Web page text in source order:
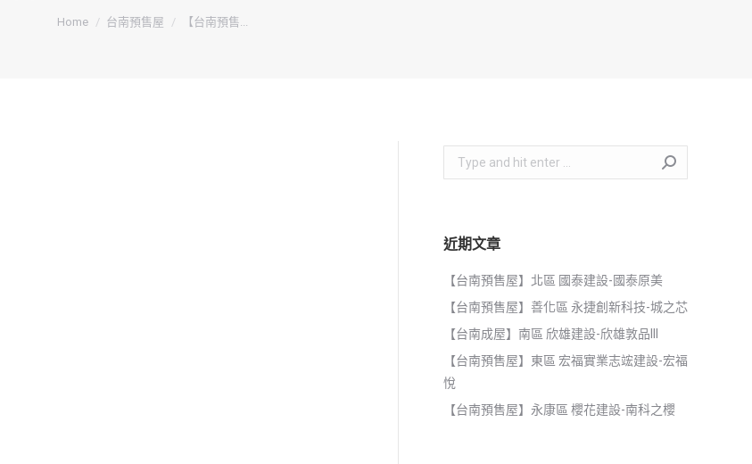
You are here:
Home 台南預售屋 【台南預售...
Search:
近期文章
【台南預售屋】北區 國泰建設-國泰原美
【台南預售屋】善化區 永捷創新科技-城之芯
【台南成屋】南區 欣雄建設-欣雄敦品III
【台南預售屋】東區 宏福實業志竤建設-宏福
悅
【台南預售屋】永康區 櫻花建設-南科之櫻